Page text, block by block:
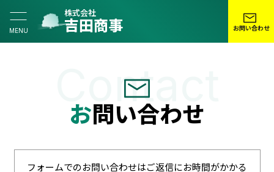
MENU
株式会社
吉田商事 お問い合わせ
Contact
お 問い合わせ
フォームでのお問い合わせはご返信にお時間がかかる